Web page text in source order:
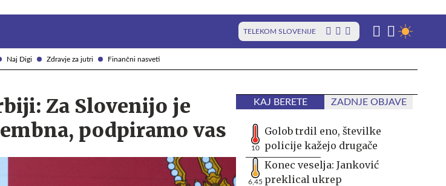
Naj Digi Zdravje za jutri Finančni nasveti
TELEKOM SLOVENIJE
Za Slovenijo je
podpiramo vas
KAJ BERETE ZADNJE OBJAVE
10
Golob trdil eno, številke
policije kažejo drugače
6,45
Konec veselja: Janković
preklical ukrep